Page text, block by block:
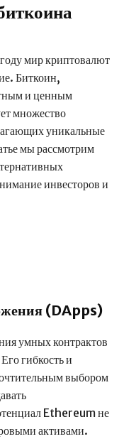
мир криптовалют
Биткоин,
и ценным
множество
уникальные
мы рассмотрим
инвесторов и
(DApps)
умных контрактов
гибкость и
выбором
Ethereum не
активами.